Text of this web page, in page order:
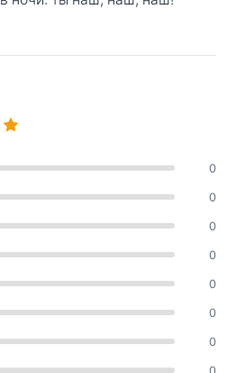
0
0
0
0
0
0
0